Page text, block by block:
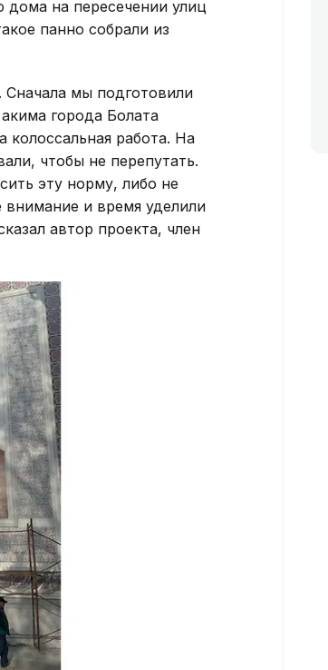
дома на пересечении улиц
панно собрали из
Сначала мы подготовили
города Болата
колоссальная работа. На
чтобы не перепутать.
эту норму, либо не
внимание и время уделили
автор проекта, член